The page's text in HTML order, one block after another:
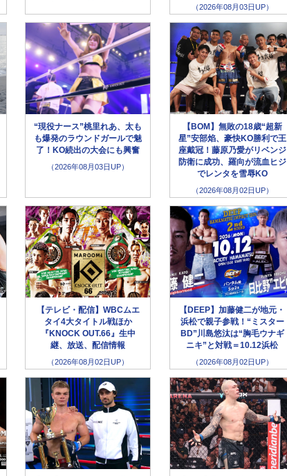
（2026年08月03日UP）
“現役ナース”桃里れあ、太も
も爆発のラウンドガールで魅
了！KO続出の大会にも興奮
（2026年08月03日UP）
【BOM】無敗の18歳“超新
星”安部焰、豪快KO勝利で王
座戴冠！藤原乃愛がリベンジ
防衛に成功、羅向が流血ヒジ
でレンタを雪辱KO
（2026年08月02日UP）
【テレビ・配信】WBCムエ
タイ4大タイトル戦ほか
『KNOCK OUT.66』生中
継、放送、配信情報
（2026年08月02日UP）
【DEEP】加藤健二が地元・
浜松で親子参戦！“ミスター
BD”川島悠汰は“胸毛ウナギ
ニキ”と対戦＝10.12浜松
（2026年08月02日UP）